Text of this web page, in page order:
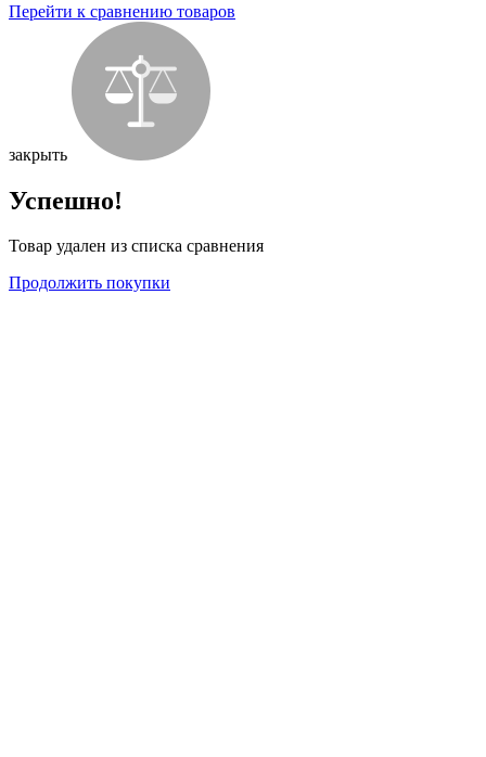
Перейти к сравнению товаров
закрыть
Успешно!
Товар удален из списка сравнения
Продолжить покупки